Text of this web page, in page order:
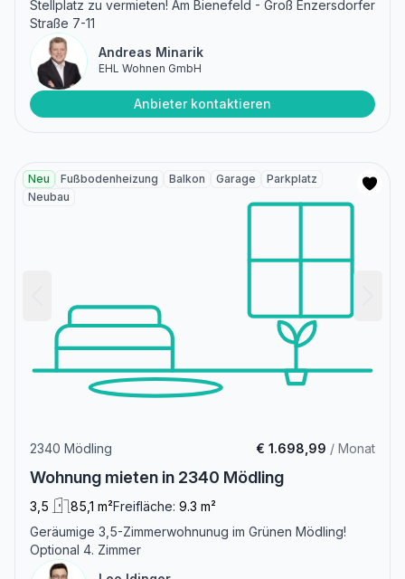
Stellplatz zu vermieten! Am Bienefeld - Groß Enzersdorfer
Straße 7-11
Andreas Minarik
EHL Wohnen GmbH
Anbieter kontaktieren
Neu Fußbodenheizung Balkon Garage
Parkplatz
Neubau
2340 Mödling € 1.698,99 / Monat
Wohnung mieten in 2340 Mödling
3,5 85,1 m²Freifläche: 9.3 m²
Geräumige 3,5-Zimmerwohnunug im Grünen Mödling!
Optional 4. Zimmer